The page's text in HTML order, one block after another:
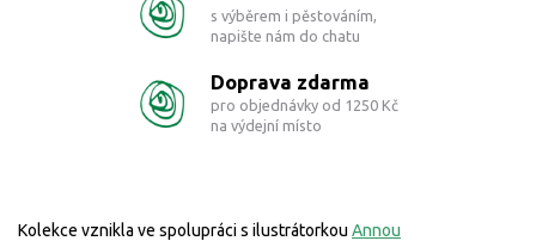
s výběrem i pěstováním,
napište nám do chatu
Doprava zdarma
pro objednávky od 1250 Kč
na výdejní místo
Kolekce vznikla ve spolupráci s ilustrátorkou Annou